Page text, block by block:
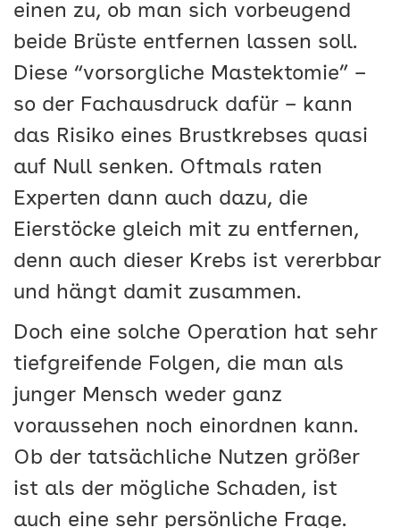
einen zu, ob man sich vorbeugend
beide Brüste entfernen lassen soll.
Diese “vorsorgliche Mastektomie” –
so der Fachausdruck dafür – kann
das Risiko eines Brustkrebses quasi
auf Null senken. Oftmals raten
Experten dann auch dazu, die
Eierstöcke gleich mit zu entfernen,
denn auch dieser Krebs ist vererbbar
und hängt damit zusammen.
Doch eine solche Operation hat sehr
tiefgreifende Folgen, die man als
junger Mensch weder ganz
voraussehen noch einordnen kann.
Ob der tatsächliche Nutzen größer
ist als der mögliche Schaden, ist
auch eine sehr persönliche Frage.